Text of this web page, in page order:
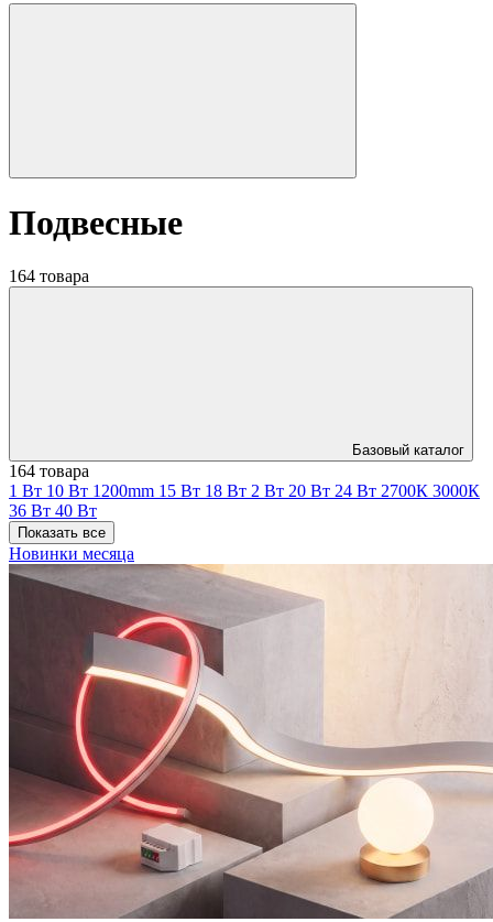
Подвесные
164 товара
Базовый каталог
164 товара
1 Вт 10 Вт 1200mm 15 Вт 18 Вт 2 Вт 20 Вт 24 Вт 2700К 3000К
36 Вт 40 Вт
Показать все
Новинки месяца